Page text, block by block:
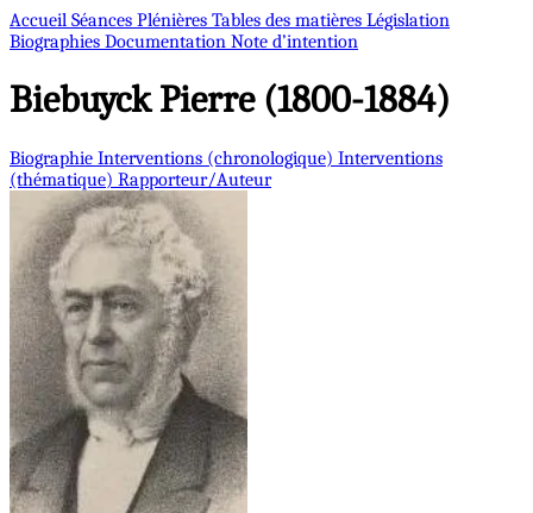
Accueil Séances Plénières Tables des matières Législation
Biographies Documentation Note d’intention
BiebuyckPierre (1800-1884)
Biographie Interventions (chronologique) Interventions
(thématique) Rapporteur/Auteur